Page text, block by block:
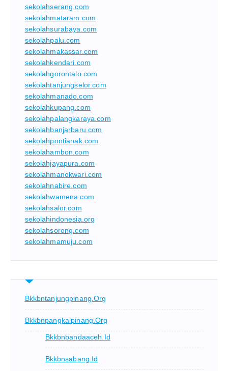
sekolahserang.com
sekolahmataram.com
sekolahsurabaya.com
sekolahpalu.com
sekolahmakassar.com
sekolahkendari.com
sekolahgorontalo.com
sekolahtanjungselor.com
sekolahmanado.com
sekolahkupang.com
sekolahpalangkaraya.com
sekolahbanjarbaru.com
sekolahpontianak.com
sekolahambon.com
sekolahjayapura.com
sekolahmanokwari.com
sekolahnabire.com
sekolahwamena.com
sekolahsalor.com
sekolahindonesia.org
sekolahsorong.com
sekolahmamuju.com
Bkkbntanjungpinang.org
Bkkbnpangkalpinang.org
Bkkbnbandaaceh.id
Bkkbnsabang.id